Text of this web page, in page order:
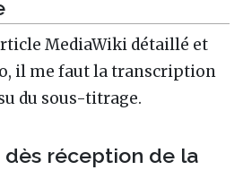
MediaWiki détaillé et
il me faut la transcription
du sous-titrage.
dès réception de la